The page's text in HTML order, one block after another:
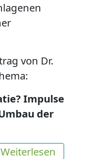
von Dr.
Impulse
der
Weiterlesen